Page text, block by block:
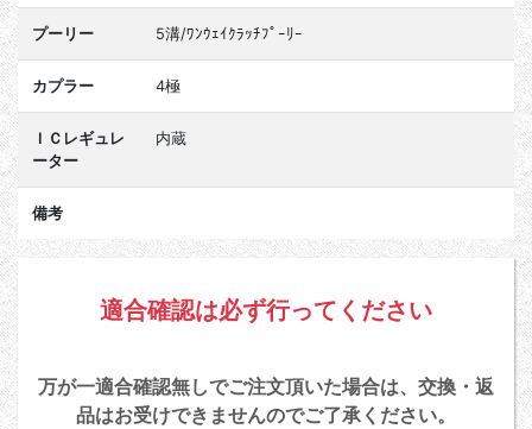
プーリー 5溝/ﾜﾝｳｪｲｸﾗｯﾁﾌﾟｰﾘｰ
カプラー 4極
ＩＣレギュレ
ーター
内蔵
備考
適合確認は必ず行ってください
万が一適合確認無しでご注文頂いた場合は、交換・返
品はお受けできませんのでご了承ください。